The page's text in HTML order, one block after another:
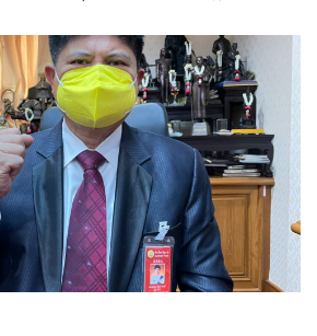
นโยบายการช่วยเหลือเกษตรกรชาวนา
รงการประกันรายได้เกษตรกรที่โอนจ่าย